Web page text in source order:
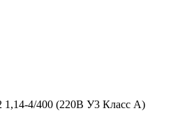
4/400 (220В У3 Класс А)